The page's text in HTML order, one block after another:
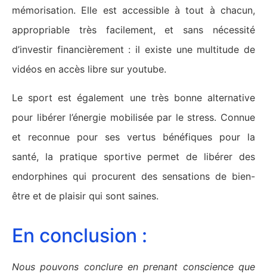
mémorisation. Elle est accessible à tout à chacun,
appropriable très facilement, et sans nécessité
d’investir financièrement : il existe une multitude de
vidéos en accès libre sur youtube.
Le sport est également une très bonne alternative
pour libérer l’énergie mobilisée par le stress. Connue
et reconnue pour ses vertus bénéfiques pour la
santé, la pratique sportive permet de libérer des
endorphines qui procurent des sensations de bien-
être et de plaisir qui sont saines.
En conclusion :
Nous pouvons conclure en prenant conscience que